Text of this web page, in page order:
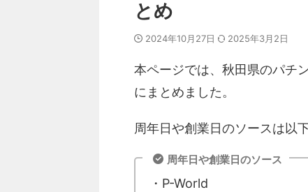
とめ
2024年10月27日 2025年3月2日
本ページでは、秋田県のパチ
にまとめました。
周年日や創業日のソースは以
周年日や創業日のソース
・P-World